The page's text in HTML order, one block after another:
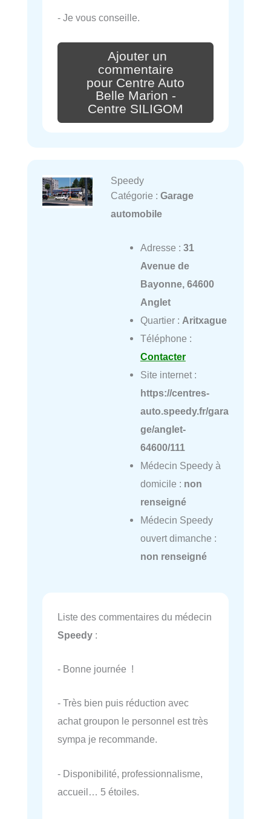
- Je vous conseille.
Ajouter un
commentaire
pour Centre Auto
Belle Marion -
Centre SILIGOM
Speedy
Catégorie : Garage
automobile
Adresse : 31
Avenue de
Bayonne, 64600
Anglet
Quartier : Aritxague
Téléphone :
Contacter
Site internet :
https://centres-
auto.speedy.fr/gara
ge/anglet-
64600/111
Médecin Speedy à
domicile : non
renseigné
Médecin Speedy
ouvert dimanche :
non renseigné
Liste des commentaires du médecin
Speedy :
- Bonne journée !
- Très bien puis réduction avec
achat groupon le personnel est très
sympa je recommande.
- Disponibilité, professionnalisme,
accueil… 5 étoiles.